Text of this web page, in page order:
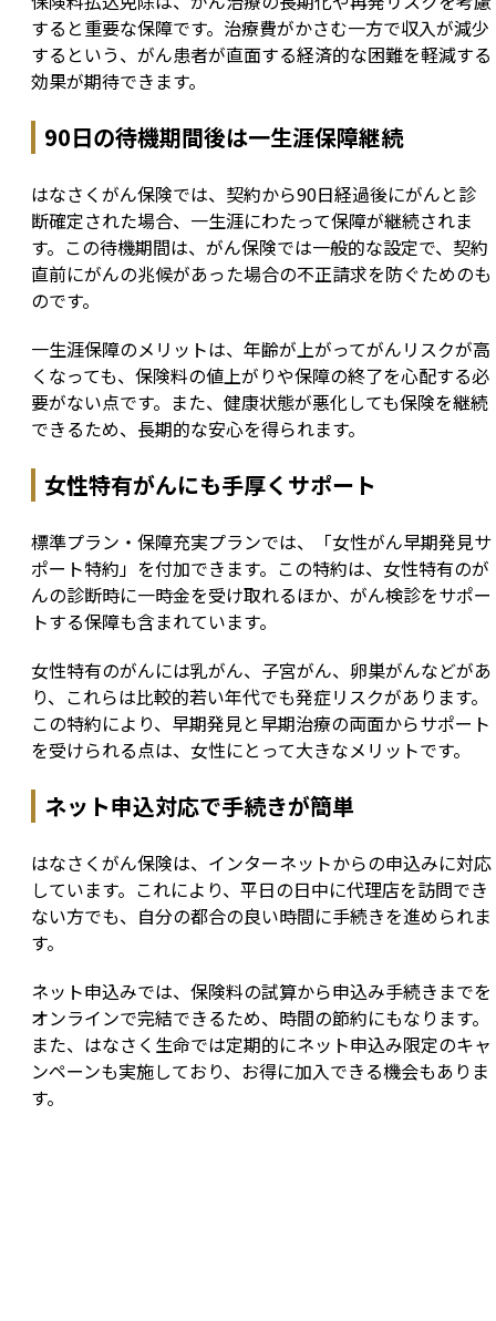
すると重要な保障です。治療費がかさむ一方で収入が減少
するという、がん患者が直面する経済的な困難を軽減する
効果が期待できます。
90日の待機期間後は一生涯保障継続
はなさくがん保険では、契約から90日経過後にがんと診
断確定された場合、一生涯にわたって保障が継続されま
す。この待機期間は、がん保険では一般的な設定で、契約
直前にがんの兆候があった場合の不正請求を防ぐためのも
のです。
一生涯保障のメリットは、年齢が上がってがんリスクが高
くなっても、保険料の値上がりや保障の終了を心配する必
要がない点です。また、健康状態が悪化しても保険を継続
できるため、長期的な安心を得られます。
女性特有がんにも手厚くサポート
標準プラン・保障充実プランでは、「女性がん早期発見サ
ポート特約」を付加できます。この特約は、女性特有のが
んの診断時に一時金を受け取れるほか、がん検診をサポー
トする保障も含まれています。
女性特有のがんには乳がん、子宮がん、卵巣がんなどがあ
り、これらは比較的若い年代でも発症リスクがあります。
この特約により、早期発見と早期治療の両面からサポート
を受けられる点は、女性にとって大きなメリットです。
ネット申込対応で手続きが簡単
はなさくがん保険は、インターネットからの申込みに対応
しています。これにより、平日の日中に代理店を訪問でき
ない方でも、自分の都合の良い時間に手続きを進められま
す。
ネット申込みでは、保険料の試算から申込み手続きまでを
オンラインで完結できるため、時間の節約にもなります。
また、はなさく生命では定期的にネット申込み限定のキャ
ンペーンも実施しており、お得に加入できる機会もありま
す。